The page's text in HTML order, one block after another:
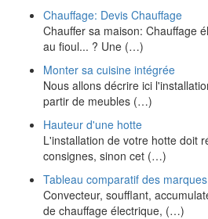
Chauffage: Devis Chauffage
Chauffer sa maison: Chauffage
au fioul... ? Une (…)
Monter sa cuisine intégrée
Nous allons décrire ici
partir de meubles (…)
Hauteur d'une hotte
L'installation de votre hotte doit
consignes, sinon cet (…)
Tableau comparatif des
Convecteur, soufflant,
de chauffage électrique, (…)